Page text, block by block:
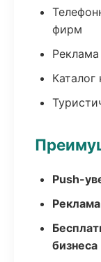
фирм
Push-
бизнеса